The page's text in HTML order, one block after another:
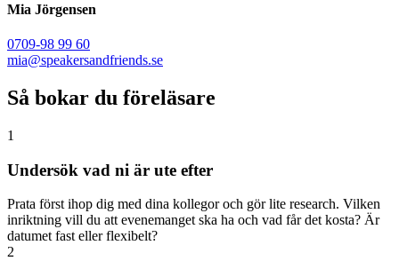
Mia Jörgensen
0709-98 99 60
mia@speakersandfriends.se​
Så bokar du föreläsare
1
Undersök vad ni är ute efter
Prata först ihop dig med dina kollegor och gör lite research. Vilken
inriktning vill du att evenemanget ska ha och vad får det kosta? Är
datumet fast eller flexibelt?
2